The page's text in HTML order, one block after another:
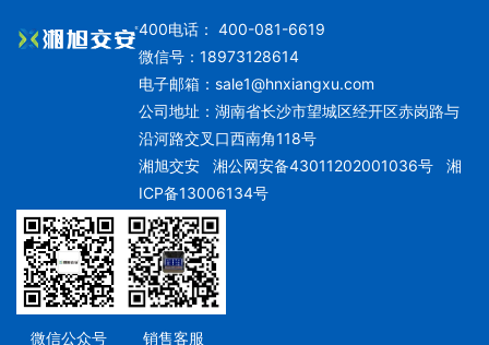
400电话： 400-081-6619
微信号：18973128614
电子邮箱： sale1@hnxiangxu.com
公司地址：湖南省长沙市望城区经开区赤岗路与
沿河路交叉口西南角118号
湘旭交安湘公网安备43011202001036号
湘
ICP备13006134号
微信公众号 销售客服